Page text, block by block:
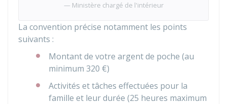
Ministère chargé de l'intérieur
La convention précise notamment les points
suivants :
Montant de votre argent de poche (au
minimum 320 €)
Activités et tâches effectuées pour la
famille et leur durée (25 heures maximum